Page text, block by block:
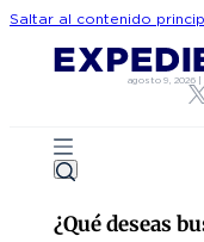
Saltar al contenido
agosto 9, 2026|
¿Qué deseas